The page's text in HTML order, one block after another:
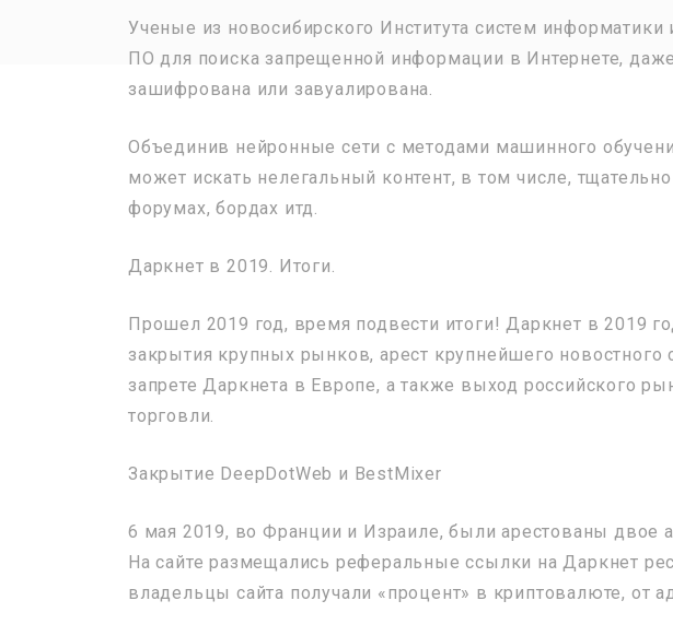
Ученые из новосибирского Института систем
ПО для поиска запрещенной информации в Интернете,
зашифрована или завуалирована.
Объединив нейронные сети с методами машинного
может искать нелегальный контент, в том числе,
форумах, бордах итд.
Даркнет в 2019. Итоги.
Прошел 2019 год, время подвести итоги! Даркнет в 2019
закрытия крупных рынков, арест крупнейшего новостного
запрете Даркнета в Европе, а также выход российского
торговли.
Закрытие DeepDotWeb и BestMixer
6 мая 2019, во Франции и Израиле, были арестованы двое
На сайте размещались реферальные ссылки на Даркнет
владельцы сайта получали «процент» в криптовалюте, от